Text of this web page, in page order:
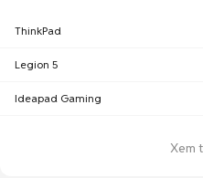
ThinkPad
Legion 5
Ideapad Gaming
Xem